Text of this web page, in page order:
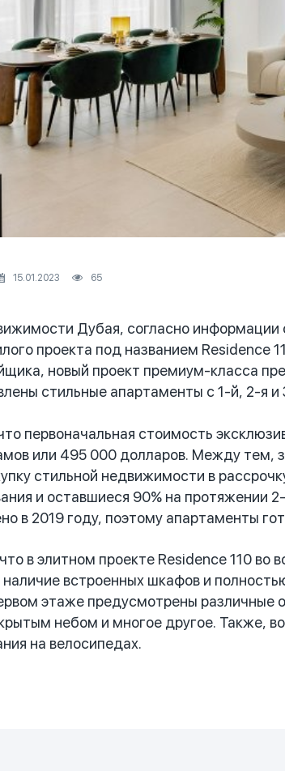
15.01.2023 65
Дубая, согласно информации
проекта под названием Residence
новый проект премиум-класса
стильные апартаменты с 1-й, 2-я
первоначальная стоимость
или 495 000 долларов. Между тем,
стильной недвижимости в
и оставшиеся 90% на протяжении
в 2019 году, поэтому апартаменты
в элитном проекте Residence 110
встроенных шкафов и
этаже предусмотрены различные
небом и многое другое. Также,
на велосипедах.